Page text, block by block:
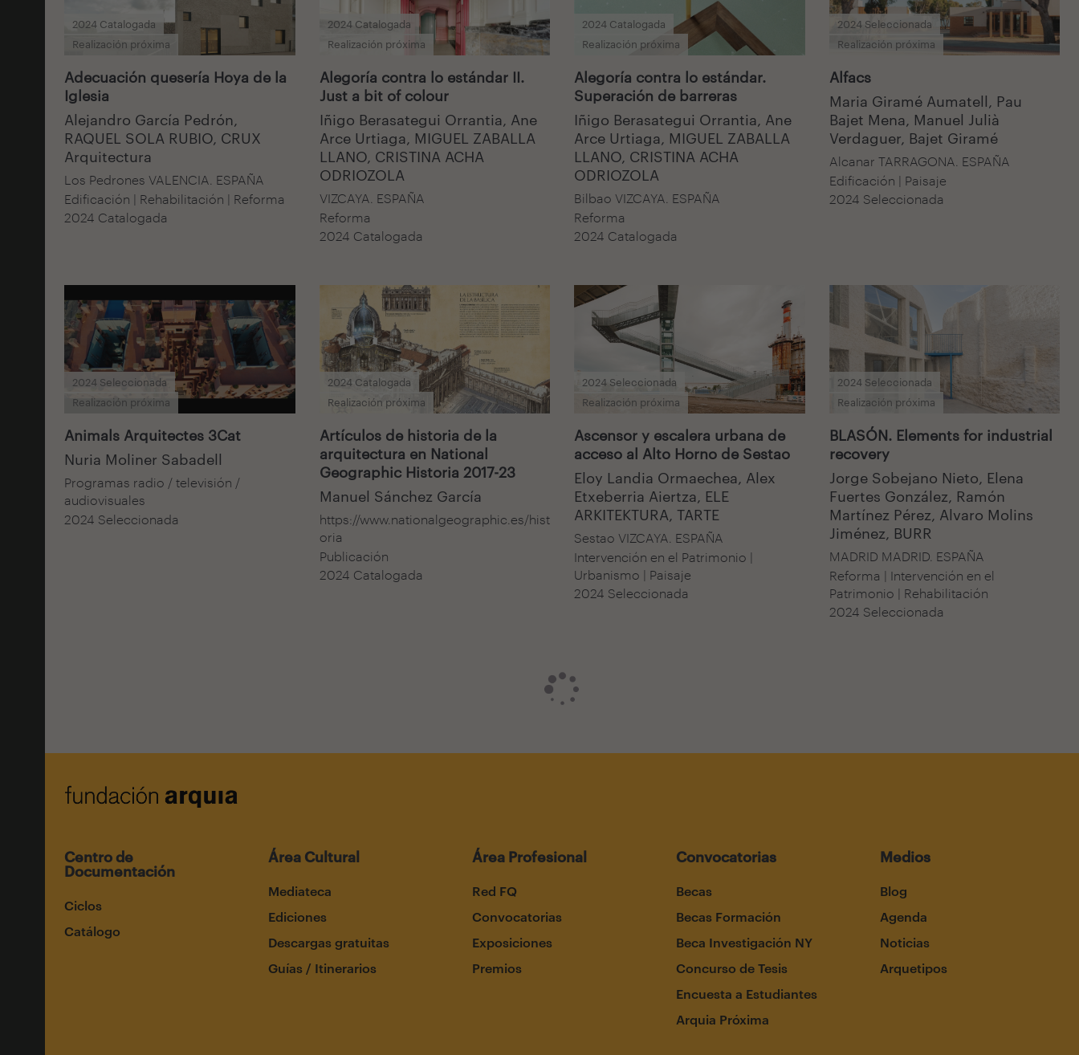
Realización próxima
2024 Catalogada
Adecuación quesería Hoya de la
Iglesia
Alejandro García Pedrón,
RAQUEL SOLA RUBIO, CRUX
Arquitectura
Los Pedrones VALENCIA. ESPAÑA
Edificación | Rehabilitación | Reforma
2024 Catalogada
Realización próxima
2024 Catalogada
Alegoría contra lo estándar II.
Just a bit of colour
Iñigo Berasategui Orrantia, Ane
Arce Urtiaga, MIGUEL ZABALLA
LLANO, CRISTINA ACHA
ODRIOZOLA
VIZCAYA. ESPAÑA
Reforma
2024 Catalogada
Realización próxima
2024 Catalogada
Alegoría contra lo estándar.
Superación de barreras
Iñigo Berasategui Orrantia, Ane
Arce Urtiaga, MIGUEL ZABALLA
LLANO, CRISTINA ACHA
ODRIOZOLA
Bilbao VIZCAYA. ESPAÑA
Reforma
2024 Catalogada
Realización próxima
2024 Seleccionada
Alfacs
Maria Giramé Aumatell, Pau
Bajet Mena, Manuel Julià
Verdaguer, Bajet Giramé
Alcanar TARRAGONA. ESPAÑA
Edificación | Paisaje
2024 Seleccionada
Realización próxima
2024 Seleccionada
Animals Arquitectes 3Cat
Nuria Moliner Sabadell
Programas radio / televisión /
audiovisuales
2024 Seleccionada
Realización próxima
2024 Catalogada
Artículos de historia de la
arquitectura en National
Geographic Historia 2017-23
Manuel Sánchez García
https://www.nationalgeographic.es/hist
oria
Publicación
2024 Catalogada
Realización próxima
2024 Seleccionada
Ascensor y escalera urbana de
acceso al Alto Horno de Sestao
Eloy Landia Ormaechea, Alex
Etxeberria Aiertza, ELE
ARKITEKTURA, TARTE
Sestao VIZCAYA. ESPAÑA
Intervención en el Patrimonio |
Urbanismo | Paisaje
2024 Seleccionada
Realización próxima
2024 Seleccionada
BLASÓN. Elements for industrial
recovery
Jorge Sobejano Nieto, Elena
Fuertes González, Ramón
Martínez Pérez, Alvaro Molins
Jiménez, BURR
MADRID MADRID. ESPAÑA
Reforma | Intervención en el
Patrimonio | Rehabilitación
2024 Seleccionada
Centro de
Documentación
Ciclos
Catálogo
Área Cultural
Mediateca
Ediciones
Descargas gratuitas
Guías / Itinerarios
Área Profesional
Red FQ
Convocatorias
Exposiciones
Premios
Convocatorias
Becas
Becas Formación
Beca Investigación NY
Concurso de Tesis
Encuesta a Estudiantes
Arquia Próxima
Medios
Blog
Agenda
Noticias
Arquetipos